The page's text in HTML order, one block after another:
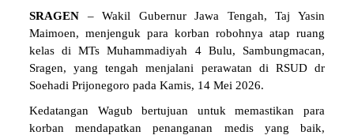
SRAGEN – Wakil Gubernur Jawa Tengah, Taj Yasin
Maimoen, menjenguk para korban robohnya atap ruang
kelas di MTs Muhammadiyah 4 Bulu, Sambungmacan,
Sragen, yang tengah menjalani perawatan di RSUD dr
Soehadi Prijonegoro pada Kamis, 14 Mei 2026.
Kedatangan Wagub bertujuan untuk memastikan para
korban mendapatkan penanganan medis yang baik,